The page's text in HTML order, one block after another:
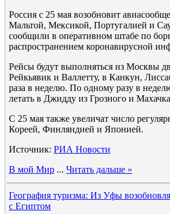
Россия с 25 мая возобновит
Мальтой, Мексикой, Португалией и
сообщили в оперативном штабе по
распространением коронавирусной
Рейсы будут выполняться из Москвы
Рейкьявик и Валлетту, в Канкун,
раза в неделю. По одному разу в
летать в Джидду из Грозного и
С 25 мая также увеличат число
Кореей, Финляндией и Японией.
Источник: РИА Новости
В мой Мир ... Читать дальше »
География туризма: Из Уфы
с Египтом